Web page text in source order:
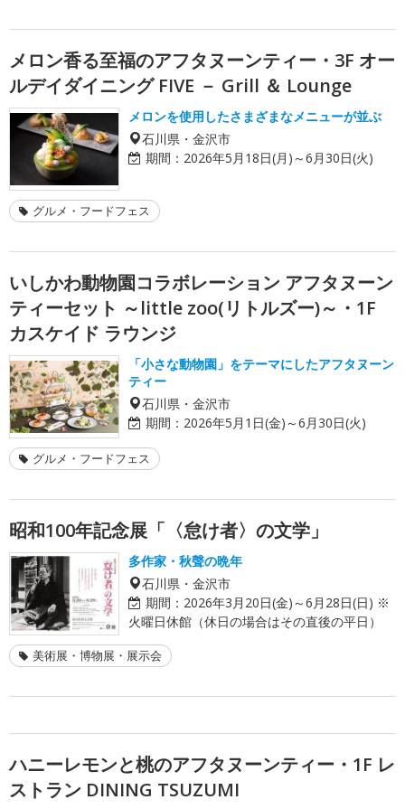
メロン香る至福のアフタヌーンティー・3F オー
ルデイダイニング FIVE － Grill ＆ Lounge
メロンを使用したさまざまなメニューが並ぶ
石川県・金沢市
期間： 2026年5月18日(月)～6月30日(火)
グルメ・フードフェス
いしかわ動物園コラボレーション アフタヌーン
ティーセット ～little zoo(リトルズー)～・1F
カスケイド ラウンジ
「小さな動物園」をテーマにしたアフタヌーン
ティー
石川県・金沢市
期間： 2026年5月1日(金)～6月30日(火)
グルメ・フードフェス
昭和100年記念展「〈怠け者〉の文学」
多作家・秋聲の晩年
石川県・金沢市
期間： 2026年3月20日(金)～6月28日(日) ※
火曜日休館（休日の場合はその直後の平日）
美術展・博物展・展示会
ハニーレモンと桃のアフタヌーンティー・1F レ
ストラン DINING TSUZUMI